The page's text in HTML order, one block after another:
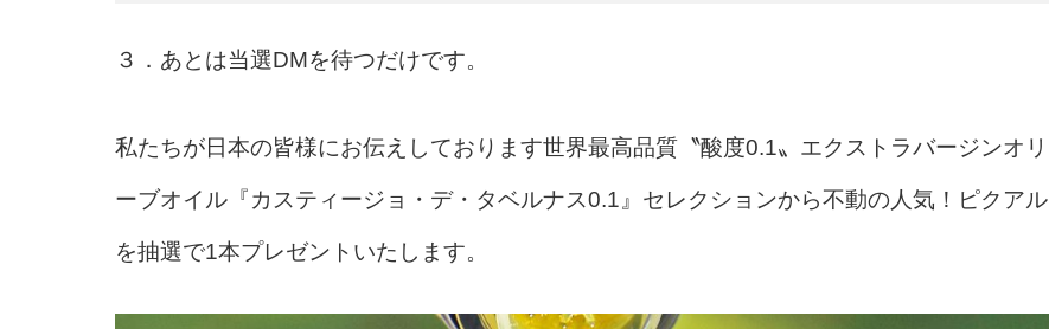
３．あとは当選DMを待つだけです。
私たちが日本の皆様にお伝えしております世界最高品質〝酸度0.1〟エクストラバージンオリ
ーブオイル『カスティージョ・デ・タベルナス0.1』セレクションから不動の人気！ピクアル
を抽選で1本プレゼントいたします。